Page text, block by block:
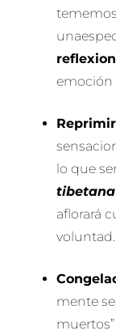
emoción
Reprimir
lo que
tibetana
aflorará
voluntad.
mente